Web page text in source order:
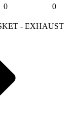
0
0
- EXHAUST